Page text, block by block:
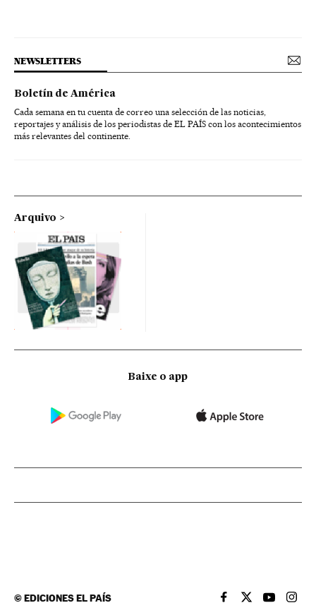
NEWSLETTERS
Boletín de América
Cada semana en tu cuenta de correo una selección de las noticias,
reportajes y análisis de los periodistas de EL PAÍS con los acontecimientos
más relevantes del continente.
Arquivo
Baixe o app
©EDICIONES EL PAÍS